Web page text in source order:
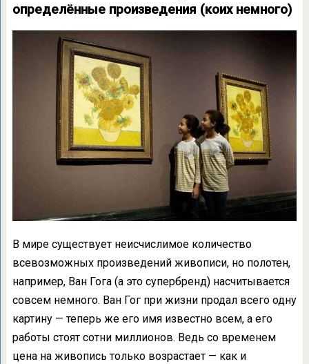
определённые произведения (коих немного)
В мире существует неисчислимое количество
всевозможных произведений живописи, но полотен,
например, Ван Гога (а это супербренд) насчитывается
совсем немного. Ван Гог при жизни продал всего одну
картину — теперь же его имя известно всем, а его
работы стоят сотни миллионов. Ведь со временем
цена на живопись только возрастает — как и